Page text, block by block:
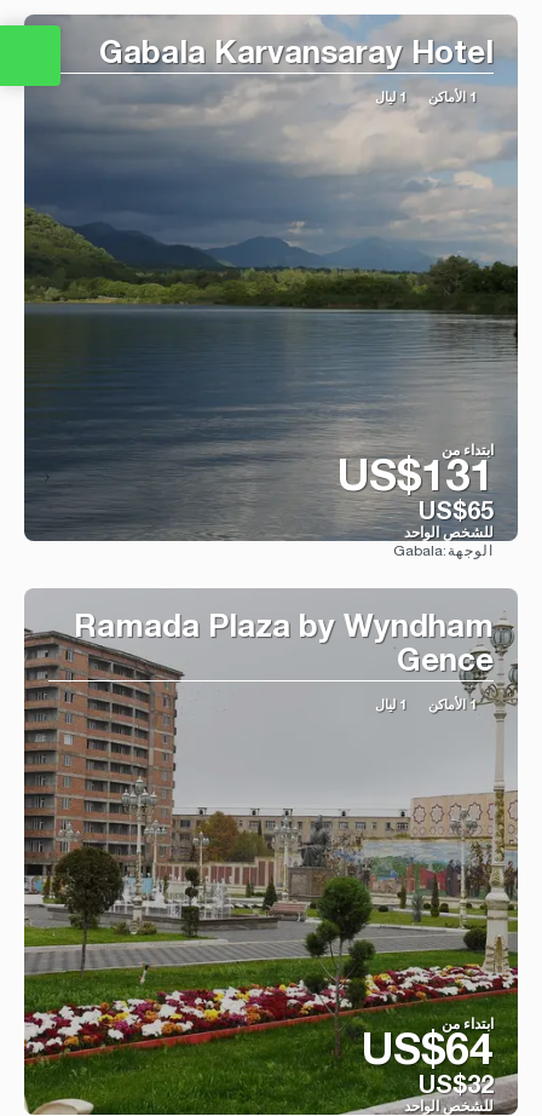
Gabala Karvansaray Hotel
1 الأماكن 1 ليال
ابتداء من
US$131
US$65
للشخص الواحد
الوجهة:Gabala
Ramada Plaza by Wyndham
Gence
1 الأماكن 1 ليال
ابتداء من
US$64
US$32
للشخص الواحد